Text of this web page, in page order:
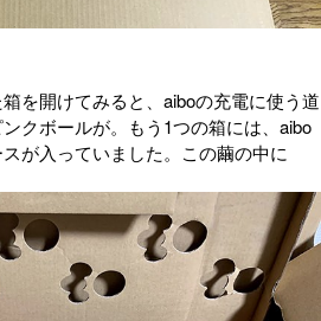
を開けてみると、aiboの充電に使う道
クボールが。もう1つの箱には、aibo
が入っていました。この繭の中に